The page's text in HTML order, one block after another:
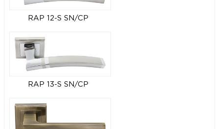
RAP 12-S SN/CP
RAP 13-S SN/CP